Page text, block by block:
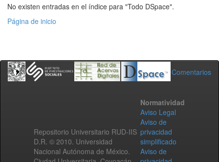
No existen entradas en el índice para "Todo DSpace".
Página de inicio
Comentarios
Repositorio Universitario RUD-IIS
D.R. © 2010. Universidad
Nacional Autónoma de México.
Normatividad
Aviso Legal
Aviso de
privacidad
simplificado
Aviso de